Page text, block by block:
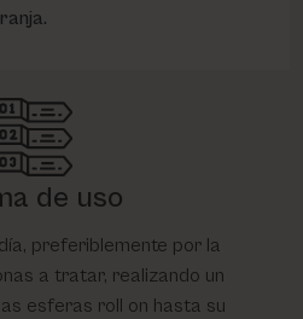
de uso
preferiblemente por la
a tratar, realizando un
esferas roll on hasta su